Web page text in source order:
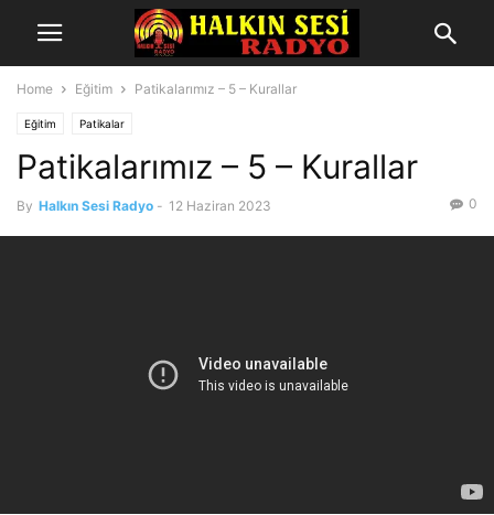
Home Eğitim Patikalarımız – 5 – Kurallar
Eğitim Patikalar
Patikalarımız – 5 – Kurallar
By Halkın Sesi Radyo - 12 Haziran 2023 0